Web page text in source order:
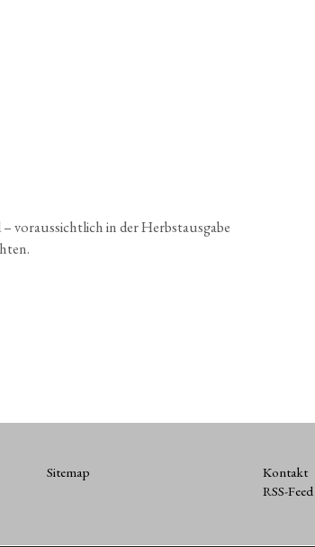
vor­aus­sicht­lich in der Herbst­aus­ga­be
Sitemap
Kontakt
RSS-Feed